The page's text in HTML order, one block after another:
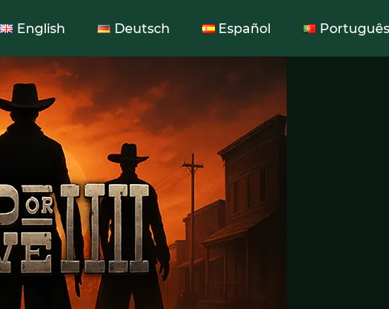
English Deutsch Español Português